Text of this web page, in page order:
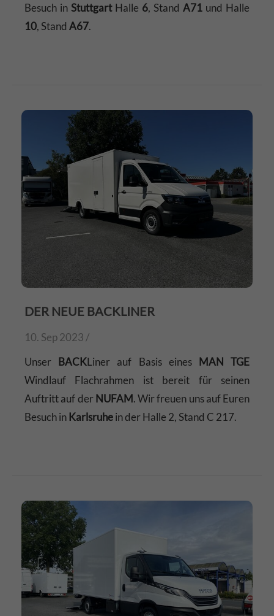
Besuch in Stuttgart Halle 6, Stand A71 und Halle
10, Stand A67.
DER NEUE BACKLINER
10. Sep 2023 /
Unser BACKLiner auf Basis eines MAN TGE
Windlauf Flachrahmen ist bereit für seinen
Auftritt auf derNUFAM. Wir freuen uns auf Euren
Besuch inKarlsruhein der Halle 2, Stand C 217.